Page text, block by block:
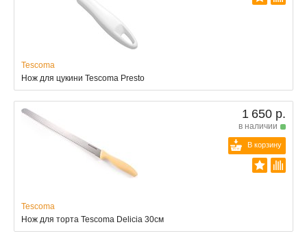
Tescoma
Нож для цукини Tescoma Presto
1 650 р.
в наличии
В корзину
Tescoma
Нож для торта Tescoma Delicia 30см